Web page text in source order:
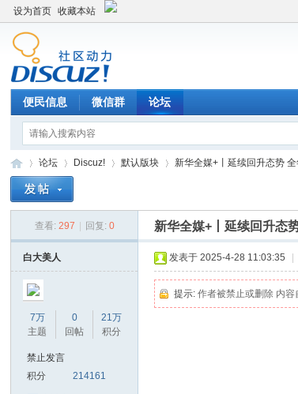
设为首页 收藏本站
便民信息 微信群 论坛
论坛
›
Discuz!
›
默认版块
›
新华全媒+丨延续回升态势
查看: 297 回复: 0 新华全媒+丨延续回升态
白大美人
7万
主题
0
回帖
21万
积分
禁止发言
积分
214161
发表于 2025-4-28 11:03:35
提示:作者被禁止或删除 内容